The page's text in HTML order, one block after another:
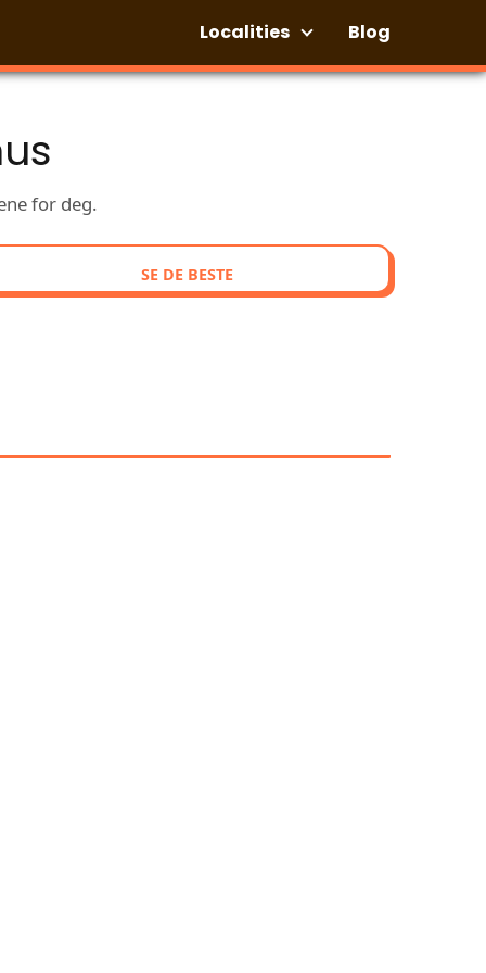
Localities Blog
for deg.
SE DE BESTE